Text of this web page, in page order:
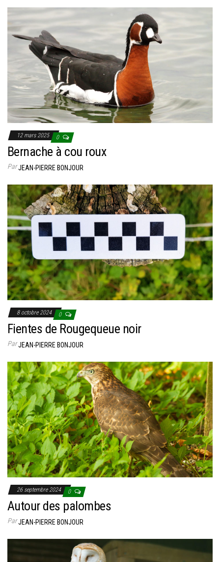
12 mars 2025 0
Bernache à cou roux
ParJEAN-PIERRE BONJOUR
8 octobre 2024 0
Fientes de Rougequeue noir
ParJEAN-PIERRE BONJOUR
26 septembre 2024 0
Autour des palombes
ParJEAN-PIERRE BONJOUR